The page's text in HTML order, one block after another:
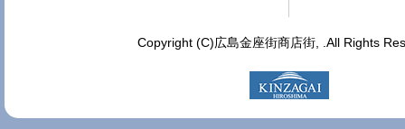
Copyright (C)広島金座街商店街, .All Rights